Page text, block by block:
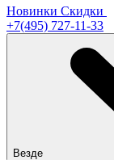
Новинки Скидки
+7(495) 727-11-33
Везде